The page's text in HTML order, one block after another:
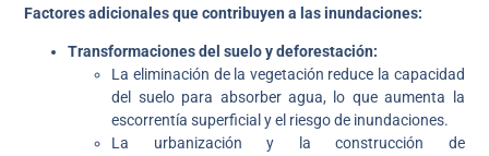
Factores adicionales que contribuyen a las inundaciones:
Transformaciones del suelo y deforestación:
La eliminación de la vegetación reduce la capacidad
del suelo para absorber agua, lo que aumenta la
escorrentía superficial y el riesgo de inundaciones.
La urbanización y la construcción de